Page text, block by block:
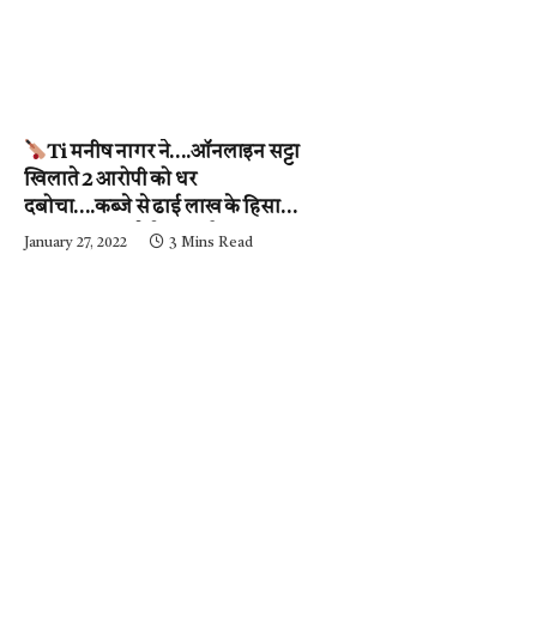
Ti मनीष नागर ने….ऑनलाइन सट्टा
खिलाते 2 आरोपी को धर
दबोचा….कब्जे से ढाई लाख के हिसाब-
किताब जब्त….देखें वीडियो
January 27, 2022 3 Mins Read